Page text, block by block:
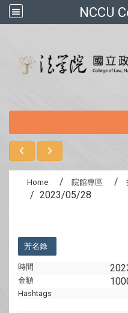
NCCU
Home 院館專區
2023/05/28
芳名錄
時間
金額
Hashtags